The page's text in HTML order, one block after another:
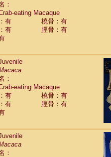
(0)
chrysogaster
atys(0)
lunulatus(1)
torquatus(0)
(2)
(11)
：
eating Macaque
有
橈骨：有
有
脛骨：有
：
eating Macaque
有
橈骨：有
有
脛骨：有
：